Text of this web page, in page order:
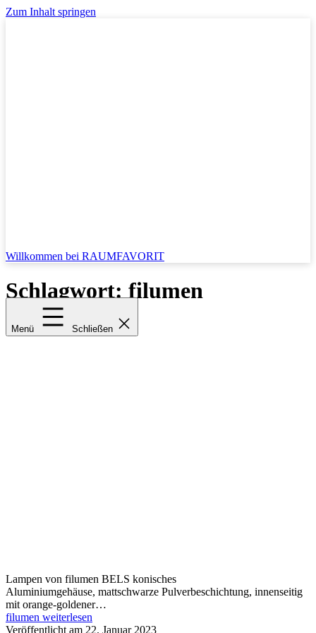
Zum Inhalt springen
Willkommen bei RAUMFAVORIT
Menü Schließen
Schlagwort: filumen
filumen
Lampen von filumen BELS konisches
Aluminiumgehäuse, mattschwarze Pulverbeschichtung, innenseitig
mit orange-goldener…
filumen weiterlesen
Veröffentlicht am 22. Januar 2023